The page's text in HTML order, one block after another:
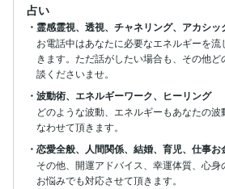
占い
・霊感霊視、透視、チャネリング、アカシッ
お電話中はあなたに必要なエネルギーを
きます。ただ話がしたい場合も、その他
談くださいませ。
・波動術、エネルギーワーク、ヒーリング
どのような波動、エネルギーもあなたの波
なわせて頂きます。
・恋愛全般、人間関係、結婚、育児、仕事お
その他、開運アドバイス、幸運体質、心
お悩みでも対応させて頂きます。